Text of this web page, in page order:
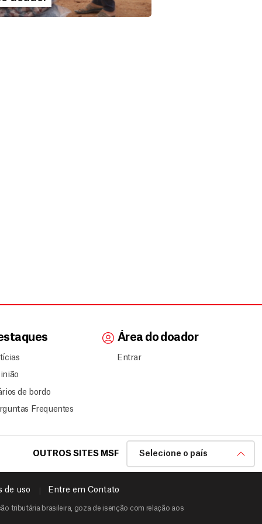
de bordo
Frequentes
Área do doador
Entrar
OUTROS SITES MSF Selecione o país
de uso Entre em Contato
tributária brasileira, goza de isenção com relação aos